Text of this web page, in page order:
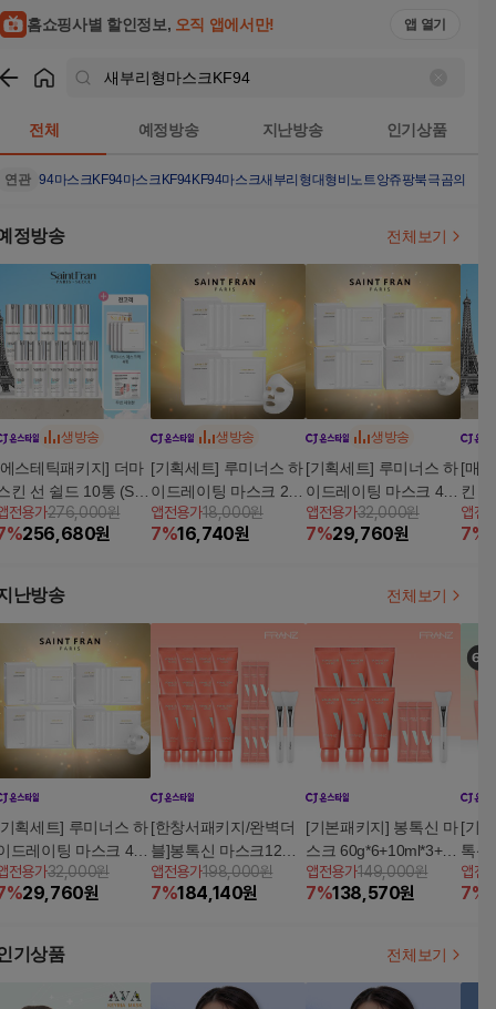
홈쇼핑사별 할인정보, 오직 앱에서만! 앱 열기
전체 예정방송 지난방송 인기상품
연관 94마스크KF94마스크 KF94KF94마스크새부리형대형 비노트앙쥬팡북극곰의눈물
정방송 전체보기
생방송
스테틱패키지] 더마
킨 선 쉴드 10통 (SP
PA++++)+마스크
1박스+체험분 1매
전용가276,000원
%256,680원
생방송
[기획세트] 루미너스 하
이드레이팅 마스크 2박
스
앱전용가18,000원
7%16,740원
생방송
[기획세트] 루미너스 하
이드레이팅 마스크 4박
스
앱전용가32,000원
7%29,760원
[매
킨
+/
1박
앱전
7%
난방송 전체보기
획세트] 루미너스 하
드레이팅 마스크 4박
전용가32,000원
%29,760원
[한창서패키지/완벽더
블]봉톡신 마스크12통+
10ml*6+스패출라2
앱전용가198,000원
7%184,140원
[기본패키지] 봉톡신 마
스크 60g*6+10ml*3+스
패출라1
앱전용가149,000원
7%138,570원
[기
톡신
앱전
7%
기상품 전체보기